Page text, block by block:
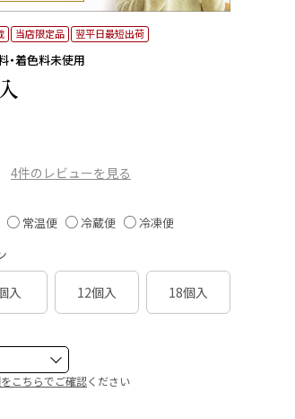
当店限定品 翌平日最短出荷
・着色料未使用
4
常温便 冷蔵便 冷凍便
入 12個入 18個入
こちらでご確認ください